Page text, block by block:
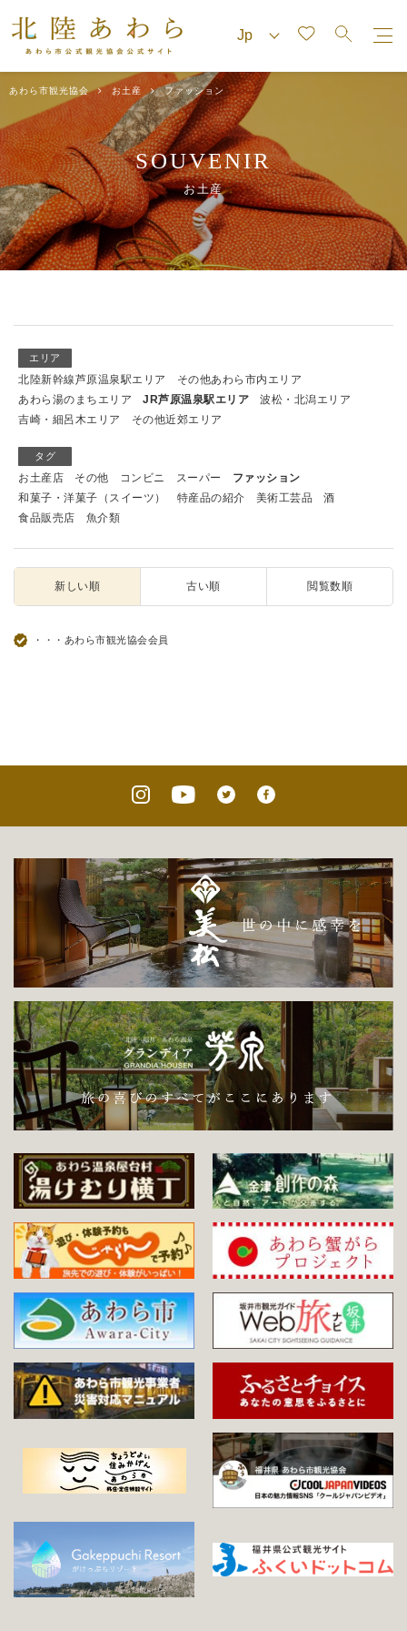
あわら市観光協会 お土産 ファッション
SOUVENIR
お土産
エリア
北陸新幹線芦原温泉駅エリア
その他あわら市内エリア
あわら湯のまちエリア
JR芦原温泉駅エリア
波松・北潟エリア
吉崎・細呂木エリア
その他近郊エリア
タグ
お土産店 その他 コンビニ スーパー
ファッション
和菓子・洋菓子（スイーツ）
特産品の紹介 美術工芸品
酒
食品販売店
魚介類
新しい順 古い順 閲覧数順
・・・あわら市観光協会会員